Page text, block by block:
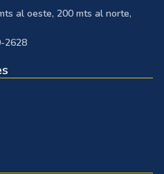
al oeste, 200 mts al norte,
2628